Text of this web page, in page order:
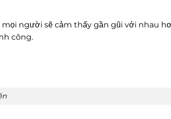
người sẽ cảm thấy gần gũi với nhau
công.